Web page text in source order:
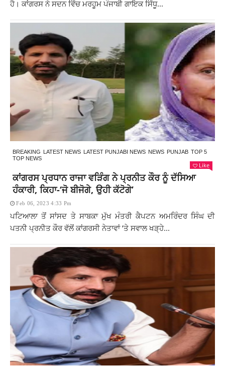
ਹੈ। ਕਾਂਗਰਸ ਨੇ ਸਦਨ ਵਿੱਚ ਮਰਹੂਮ ਪੰਜਾਬੀ ਗਾਇਕ ਸਿੱਧੂ...
BREAKING LATEST NEWS LATEST PUNJABI NEWS NEWS PUNJAB TOP 5
TOP NEWS
Like
ਕਾਂਗਰਸ ਪ੍ਰਧਾਨ ਰਾਜਾ ਵੜਿੰਗ ਨੇ ਪ੍ਰਨੀਤ ਕੌਰ ਨੂੰ ਦੱਸਿਆ
ਹੰਕਾਰੀ, ਕਿਹਾ-‘ਜੋ ਬੀਜੋਗੇ, ਉਹੀ ਕੱਟੋਗੇ’
Feb 06, 2023 4:33 Pm
ਪਟਿਆਲਾ ਤੋਂ ਸਾਂਸਦ ਤੇ ਸਾਬਕਾ ਮੁੱਖ ਮੰਤਰੀ ਕੈਪਟਨ ਅਮਰਿੰਦਰ ਸਿੰਘ ਦੀ
ਪਤਨੀ ਪ੍ਰਨੀਤ ਕੌਰ ਵੱਲੋਂ ਕਾਂਗਰਸੀ ਨੇਤਾਵਾਂ ‘ਤੇ ਸਵਾਲ ਖੜ੍ਹੇ...